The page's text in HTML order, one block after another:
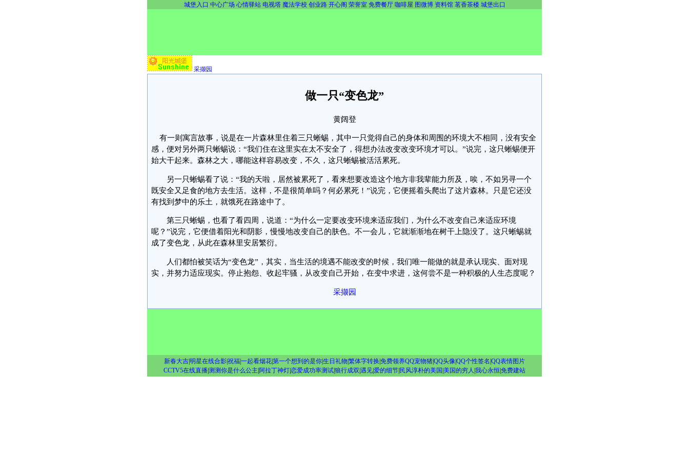
城堡入口 中心广场 心情驿站 电视塔 魔法学校 创业路 开心阁 荣誉室 免费餐厅 咖啡屋 图微博 资料馆 茗香茶楼 城堡出口
采撷园
做一只“变色龙”
黄阔登
有一则寓言故事，说是在一片森林里住着三只蜥蜴，其中一只觉得自己的身体和周围的环境大不相同，没有安全
感，便对另外两只蜥蜴说：“我们住在这里实在太不安全了，得想办法改变改变环境才可以。”说完，这只蜥蜴便开
始大干起来。森林之大，哪能这样容易改变，不久，这只蜥蜴被活活累死。
另一只蜥蜴看了说：“我的天啦，居然被累死了，看来想要改造这个地方非我辈能力所及，唉，不如另寻一个
既安全又足食的地方去生活。这样，不是很简单吗？何必累死！”说完，它便摇着头爬出了这片森林。只是它还没
有找到梦中的乐土，就饿死在路途中了。
第三只蜥蜴，也看了看四周，说道：“为什么一定要改变环境来适应我们，为什么不改变自己来适应环境
呢？”说完，它便借着阳光和阴影，慢慢地改变自己的肤色。不一会儿，它就渐渐地在树干上隐没了。这只蜥蜴就
成了变色龙，从此在森林里安居繁衍。
人们都怕被笑话为“变色龙”，其实，当生活的境遇不能改变的时候，我们唯一能做的就是承认现实、面对现
实，并努力适应现实。停止抱怨、收起牢骚，从改变自己开始，在变中求进，这何尝不是一种积极的人生态度呢？
采撷园
新春大吉明星在线合影祝福一起看烟花第一个想到的是你生日礼物 繁体字转换 免费领养QQ宠物猪QQ头像QQ个性签名 QQ表情图片
CCTV5在线直播测测你是什么公主 阿拉丁神灯恋爱成功率测试狼行成双 遇见爱的细节 民风淳朴的美国 美国的穷人 我心永恒免费建站